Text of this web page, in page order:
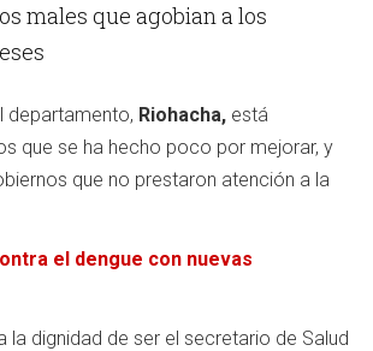
males que agobian a los
departamento, Riohacha, está
que se ha hecho poco por mejorar, y
que no prestaron atención a la
el dengue con nuevas
la dignidad de ser el secretario de Salud